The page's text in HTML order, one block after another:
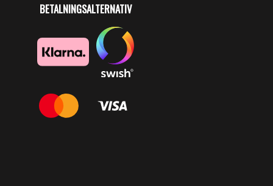
BETALNINGSALTERNATIV